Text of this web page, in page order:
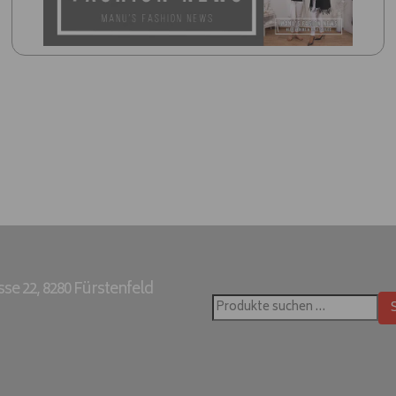
22, 8280 Fürstenfeld
Suchen